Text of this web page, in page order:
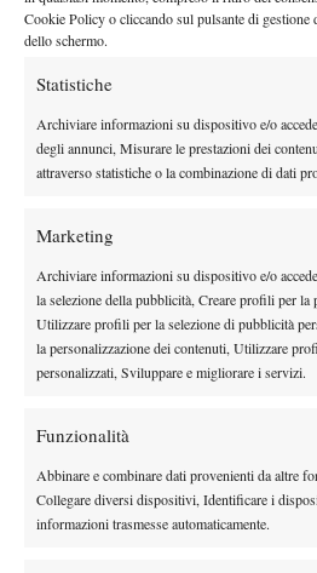
Cookie Policy o cliccando sul pulsante di gestione
dello schermo.
Statistiche
Archiviare informazioni su dispositivo e/o
degli annunci, Misurare le prestazioni dei
attraverso statistiche o la combinazione di dati
Marketing
Archiviare informazioni su dispositivo e/o
la selezione della pubblicità, Creare profili per la
Utilizzare profili per la selezione di pubblicità
la personalizzazione dei contenuti, Utilizzare
personalizzati, Sviluppare e migliorare i servizi.
Funzionalità
Abbinare e combinare dati provenienti da altre
Collegare diversi dispositivi, Identificare i
informazioni trasmesse automaticamente.
Del Potro tranquillizza inoltre i tifosi
parte del processo di riabilitazione
nelle previsioni. Tutte le parole ed i
leggerli ed ascoltarli nel video,
Nessun commento
Devi essereconnessoper inviare un